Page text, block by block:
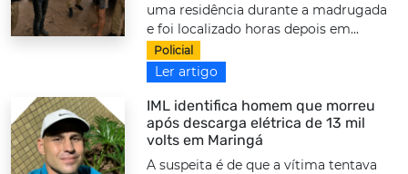
uma residência durante a madrugada
e foi localizado horas depois em...
Policial
Ler artigo
IML identifica homem que morreu
após descarga elétrica de 13 mil
volts em Maringá
A suspeita é de que a vítima tentava